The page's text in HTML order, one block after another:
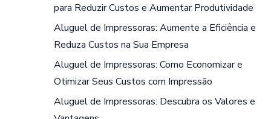
para Reduzir Custos e Aumentar Produtividade
Aluguel de Impressoras: Aumente a Eficiência e
Reduza Custos na Sua Empresa
Aluguel de Impressoras: Como Economizar e
Otimizar Seus Custos com Impressão
Aluguel de Impressoras: Descubra os Valores e